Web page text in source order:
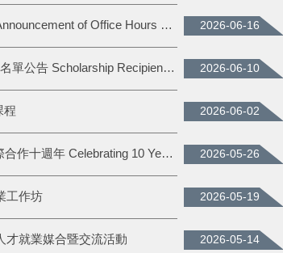
國際處暑假期間辦公時間公告 Announcement of Office Hours During Summer Break 2026-06-16
114-2 外國學生獎助學金受獎生名單公告 Scholarship Recipient List of Spring Semester 2026 2026-06-10
程 2026-06-02
中華大學觀光學院與APIEM國際合作十週年 Celebrating 10 Years of CHU College of Tourism–APIEM Partnership 2026-05-26
工作坊 2026-05-19
才就業媒合暨交流活動 2026-05-14